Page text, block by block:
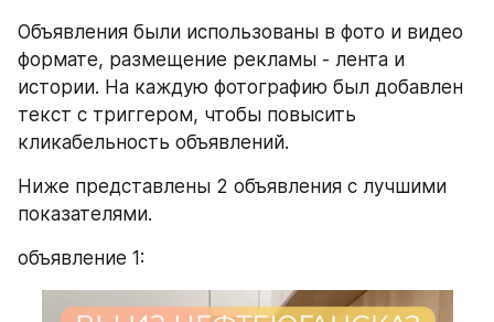
Объявления были использованы в фото и видео
формате, размещение рекламы - лента и
истории. На каждую фотографию был добавлен
текст с триггером, чтобы повысить
кликабельность объявлений.
Ниже представлены 2 объявления с лучшими
показателями.
объявление 1: